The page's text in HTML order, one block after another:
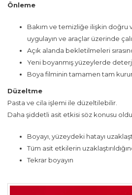
Önleme
Bakım ve temizliğe ilişkin doğru
uygulayın ve araçlar üzerinde
Açık alanda bekletilmeleri
Yeni boyanmış yüzeylerde
Boya filminin tamamen tam
Düzeltme
Pasta ve cila işlemi ile düzeltilebilir.
Daha şiddetli asit etkisi söz konusu
Boyayı, yüzeydeki hatayı
Tüm asit etkilerin
Tekrar boyayın